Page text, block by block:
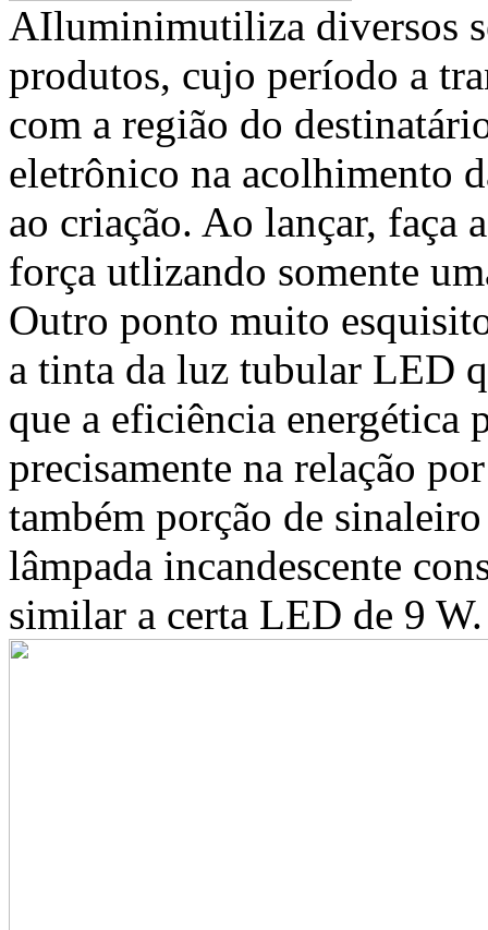
AIluminimutiliza diversos
produtos, cujo período a
com a região do
eletrônico na acolhimento
ao criação. Ao lançar, faça
força utlizando somente
Outro ponto muito
a tinta da luz tubular LED
que a eficiência energética
precisamente na relação
também porção de
lâmpada incandescente
similar a certa LED de 9 W.